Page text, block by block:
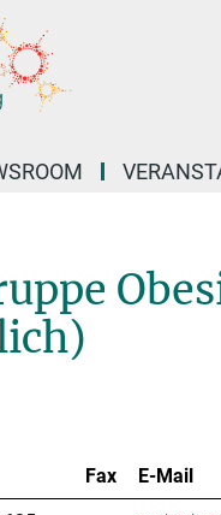
Fax E-Mail